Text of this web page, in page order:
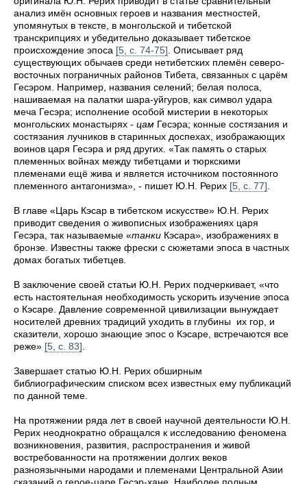
анализ имён основных героев и названия местностей,
упомянутых в тексте, в монгольской и тибетской
транскрипциях и убедительно доказывает тибетское
происхождение эпоса [5, с. 74-75] . Описывает ряд
существующих обычаев среди нетибетских племён северо-
восточных пограничных районов Тибета, связанных с царём
Гесэром. Например, названия селений; белая полоса,
нашиваемая на палатки шара-уйгуров, как символ удара
меча Гесэра; исполнение особой мистерии в некоторых
монгольских монастырях - цам Гесэра; конные состязания и
состязания лучников в старинных доспехах, изображающих
воинов царя Гесэра и ряд других. «Так память о старых
племенных войнах между тибетцами и тюркскими
племенами ещё жива и является источником постоянного
племенного антагонизма», - пишет Ю.Н. Рерих [5, с. 77]
В главе «Царь Кэсар в тибетском искусстве» Ю.Н. Рерих
приводит сведения о живописных изображениях царя
Гесэра, так называемые «танки Кэсара», изображениях в
бронзе. Известны также фрески с сюжетами эпоса в частных
домах богатых тибетцев.
В заключение своей статьи Ю.Н. Рерих подчеркивает, «что
есть настоятельная необходимость ускорить изучение эпоса
о Кэсаре. Давление современной цивилизации вынуждает
носителей древних традиций уходить в глубины их гор, и
сказители, хорошо знающие эпос о Кэсаре, встречаются все
реже» [5, с. 83]
Завершает статью Ю.Н. Рерих обширным
библиографическим списком всех известных ему публикаций
по данной теме.
На протяжении ряда лет в своей научной деятельности Ю.Н.
Рерих неоднократно обращался к исследованию феномена
возникновения, развития, распространения и живой
востребованности на протяжении долгих веков
разноязычными народами и племенами Центральной Азии
сказаний о герое-царе Гесэр-хане. Наиболее полным